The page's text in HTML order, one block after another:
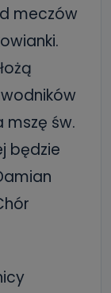
meczów
mszę św.
będzie